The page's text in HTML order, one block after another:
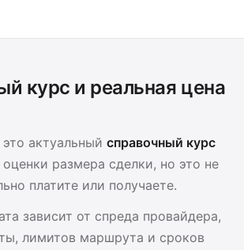
курс и реальная цена
актуальный справочный курс
размера сделки, но это не
платите или получаете.
зависит от спреда провайдера,
лимитов маршрута и сроков